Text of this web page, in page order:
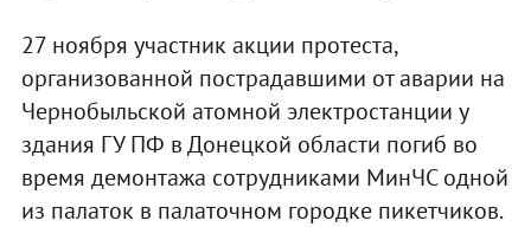
27 ноября участник акции протеста,
организованной пострадавшими от аварии на
Чернобыльской атомной электростанции у
здания ГУ ПФ в Донецкой области погиб во
время демонтажа сотрудниками МинЧС одной
из палаток в палаточном городке пикетчиков.